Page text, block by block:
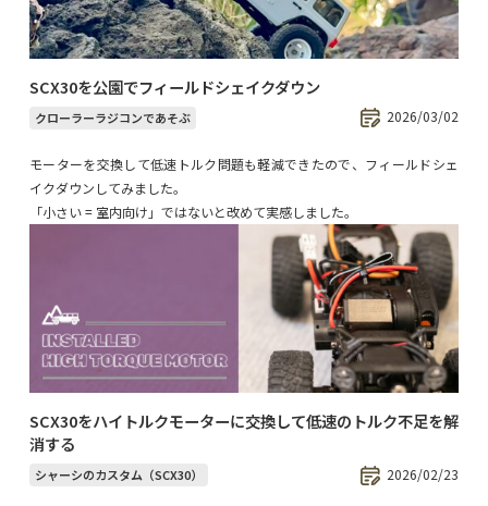
SCX30を公園でフィールドシェイクダウン
クローラーラジコンであそぶ 2026/03/02
モーターを交換して低速トルク問題も軽減できたので、フィールドシェ
イクダウンしてみました。
「小さい = 室内向け」ではないと改めて実感しました。
SCX30をハイトルクモーターに交換して低速のトルク不足を解
消する
シャーシのカスタム（SCX30） 2026/02/23